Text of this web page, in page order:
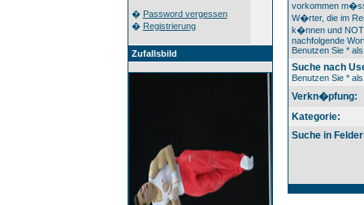
� Password vergessen
� Registrierung
Zufallsbild
vorkommen
W�rter, die im
k�nnen und
nachfolgende
Benutzen Sie *
Suche nach
Benutzen Sie *
Verkn�pfung:
Kategorie:
Suche in